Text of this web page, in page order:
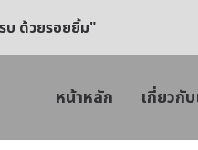
บ ด้วยรอยยิ้ม"
หน้าหลัก เกี่ยวกับ